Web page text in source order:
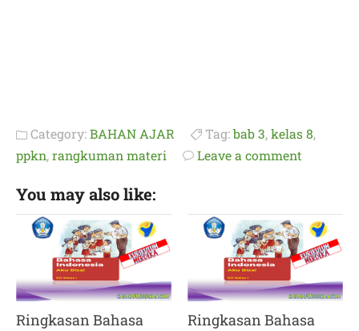
Category:BAHAN AJAR Tag:bab 3,kelas 8,
ppkn,rangkuman materi Leave a comment
You may also like:
Ringkasan Bahasa
Ringkasan Bahasa